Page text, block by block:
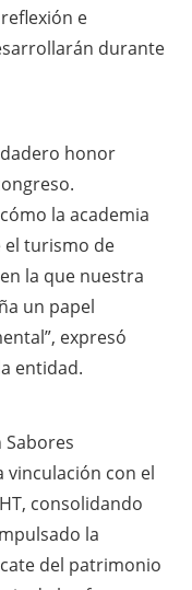
e
durante
honor
la academia
el turismo de
la que nuestra
un papel
expresó
entidad.
vinculación con el
consolidando
la
del patrimonio